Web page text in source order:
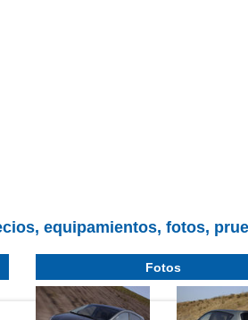
equipamientos, fotos,
Fotos